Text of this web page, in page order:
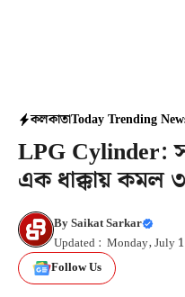
কলকাতাToday Trending
LPG Cylinder:
এক ধাক্কায় কমল
BySaikat Sarkar
Updated : Monday, July
Follow Us